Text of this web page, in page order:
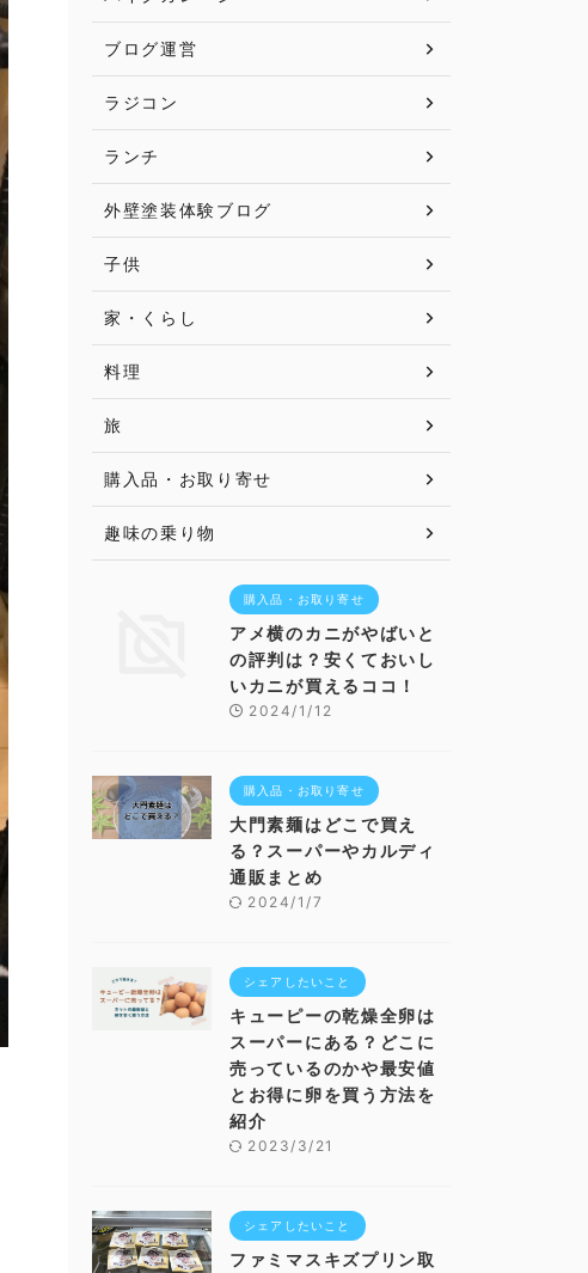
ブログ運営
ラジコン
ランチ
外壁塗装体験ブログ
子供
家・くらし
料理
旅
購入品・お取り寄せ
趣味の乗り物
購入品・お取り寄せ
アメ横のカニがやばいと
の評判は？安くておいし
いカニが買えるココ！
2024/1/12
購入品・お取り寄せ
大門素麺はどこで買え
る？スーパーやカルディ
通販まとめ
2024/1/7
シェアしたいこと
キューピーの乾燥全卵は
スーパーにある？どこに
売っているのかや最安値
とお得に卵を買う方法を
紹介
2023/3/21
シェアしたいこと
ファミマスキズプリン取